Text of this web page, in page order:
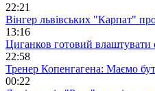
22:21
Вінгер львівських "Карпат"
13:16
Циганков готовий влаштувати
22:58
Тренер Копенгагена: Маємо
00:22